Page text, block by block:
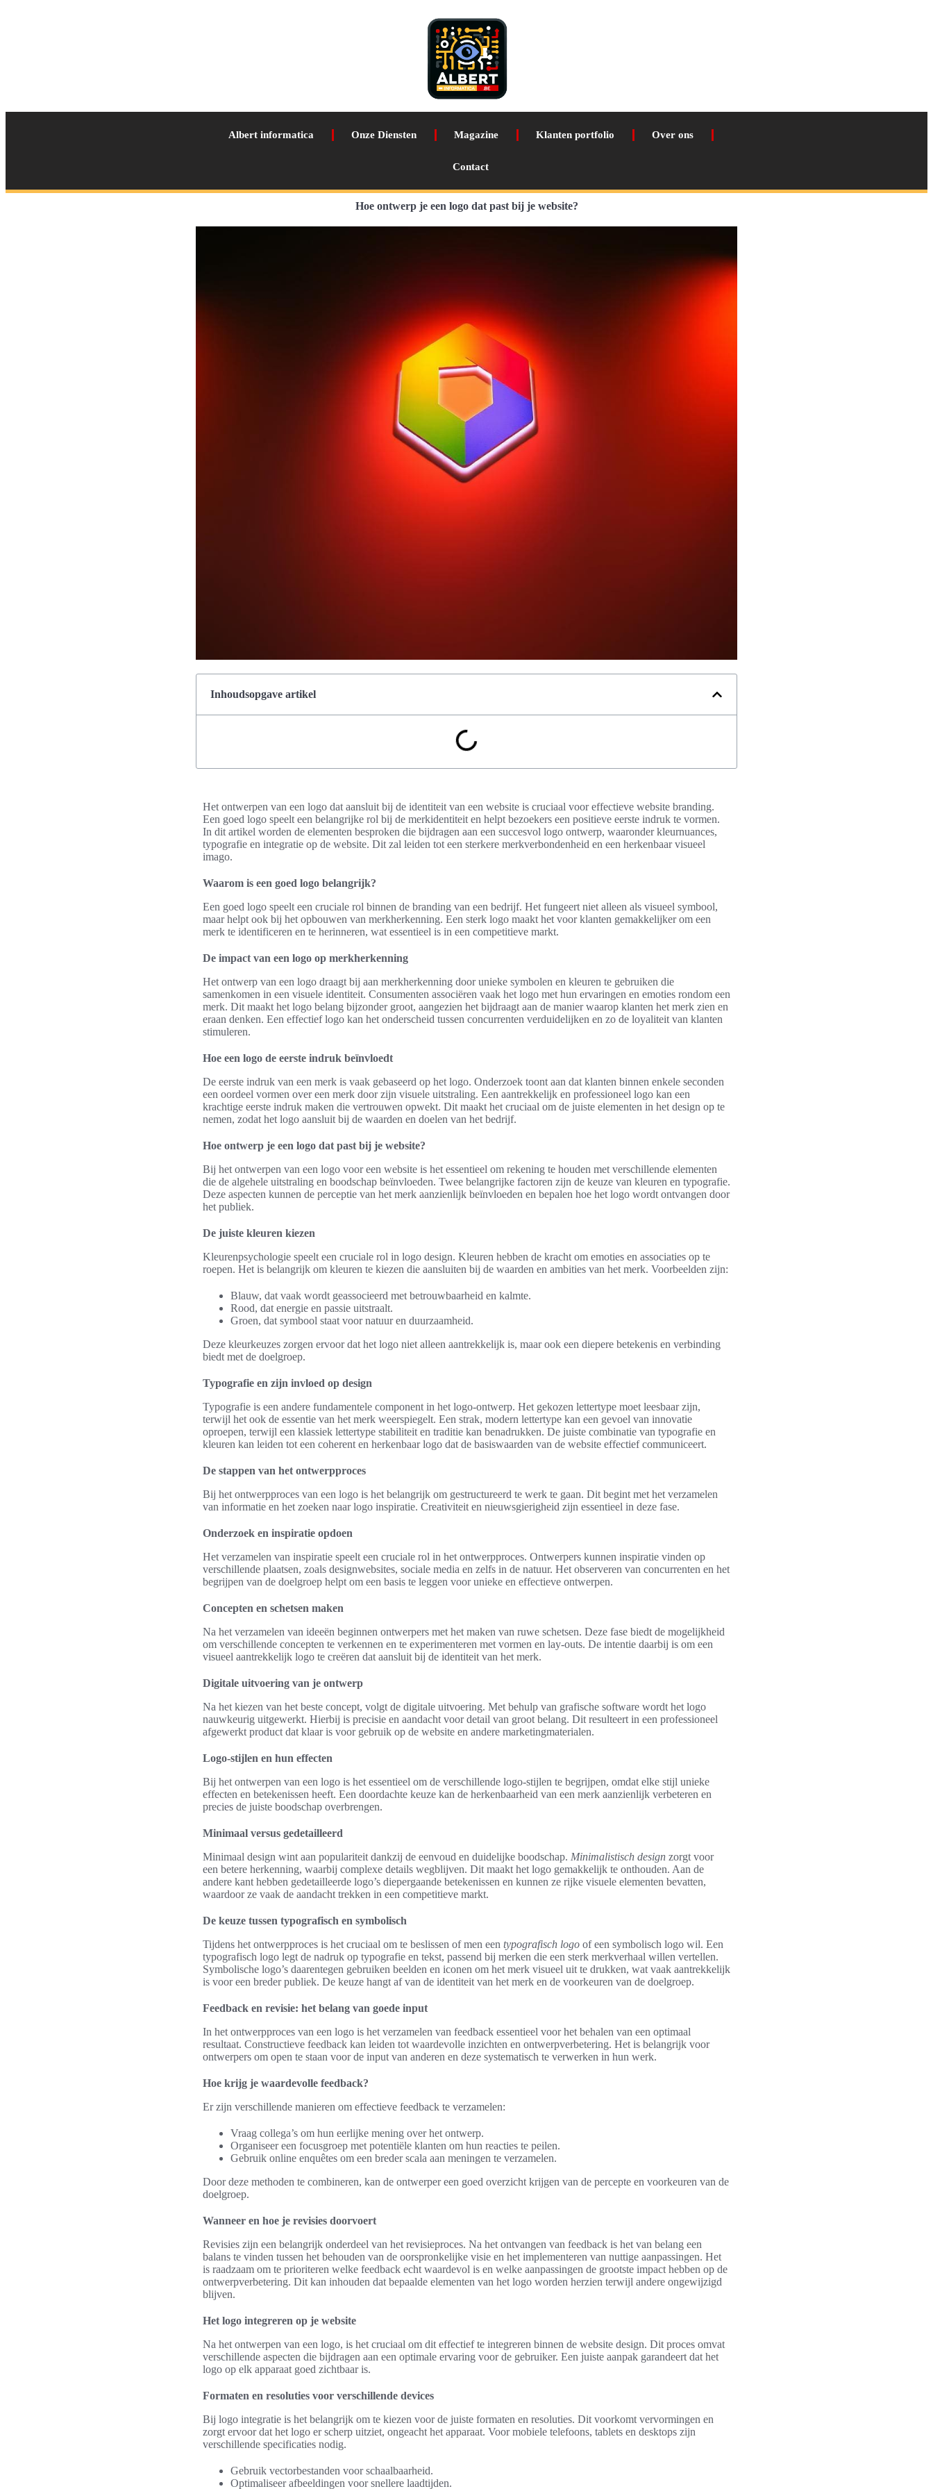
Albert informatica Onze Diensten Magazine Klanten portfolio Over ons
Contact
Hoe ontwerp je een logo dat past bij je website?
Inhoudsopgave artikel
Het ontwerpen van een logo dat aansluit bij de identiteit van een website is cruciaal voor effectieve website branding.
Een goed logo speelt een belangrijke rol bij de merkidentiteit en helpt bezoekers een positieve eerste indruk te vormen.
In dit artikel worden de elementen besproken die bijdragen aan een succesvol logo ontwerp, waaronder kleurnuances,
typografie en integratie op de website. Dit zal leiden tot een sterkere merkverbondenheid en een herkenbaar visueel
imago.
Waarom is een goed logo belangrijk?
Een goed logo speelt een cruciale rol binnen de branding van een bedrijf. Het fungeert niet alleen als visueel symbool,
maar helpt ook bij het opbouwen van merkherkenning. Een sterk logo maakt het voor klanten gemakkelijker om een
merk te identificeren en te herinneren, wat essentieel is in een competitieve markt.
De impact van een logo op merkherkenning
Het ontwerp van een logo draagt bij aan merkherkenning door unieke symbolen en kleuren te gebruiken die
samenkomen in een visuele identiteit. Consumenten associëren vaak het logo met hun ervaringen en emoties rondom een
merk. Dit maakt het logo belang bijzonder groot, aangezien het bijdraagt aan de manier waarop klanten het merk zien en
eraan denken. Een effectief logo kan het onderscheid tussen concurrenten verduidelijken en zo de loyaliteit van klanten
stimuleren.
Hoe een logo de eerste indruk beïnvloedt
De eerste indruk van een merk is vaak gebaseerd op het logo. Onderzoek toont aan dat klanten binnen enkele seconden
een oordeel vormen over een merk door zijn visuele uitstraling. Een aantrekkelijk en professioneel logo kan een
krachtige eerste indruk maken die vertrouwen opwekt. Dit maakt het cruciaal om de juiste elementen in het design op te
nemen, zodat het logo aansluit bij de waarden en doelen van het bedrijf.
Hoe ontwerp je een logo dat past bij je website?
Bij het ontwerpen van een logo voor een website is het essentieel om rekening te houden met verschillende elementen
die de algehele uitstraling en boodschap beïnvloeden. Twee belangrijke factoren zijn de keuze van kleuren en typografie.
Deze aspecten kunnen de perceptie van het merk aanzienlijk beïnvloeden en bepalen hoe het logo wordt ontvangen door
het publiek.
De juiste kleuren kiezen
Kleurenpsychologie speelt een cruciale rol in logo design. Kleuren hebben de kracht om emoties en associaties op te
roepen. Het is belangrijk om kleuren te kiezen die aansluiten bij de waarden en ambities van het merk. Voorbeelden zijn:
Blauw, dat vaak wordt geassocieerd met betrouwbaarheid en kalmte.
Rood, dat energie en passie uitstraalt.
Groen, dat symbool staat voor natuur en duurzaamheid.
Deze kleurkeuzes zorgen ervoor dat het logo niet alleen aantrekkelijk is, maar ook een diepere betekenis en verbinding
biedt met de doelgroep.
Typografie en zijn invloed op design
Typografie is een andere fundamentele component in het logo-ontwerp. Het gekozen lettertype moet leesbaar zijn,
terwijl het ook de essentie van het merk weerspiegelt. Een strak, modern lettertype kan een gevoel van innovatie
oproepen, terwijl een klassiek lettertype stabiliteit en traditie kan benadrukken. De juiste combinatie van typografie en
kleuren kan leiden tot een coherent en herkenbaar logo dat de basiswaarden van de website effectief communiceert.
De stappen van het ontwerpproces
Bij het ontwerpproces van een logo is het belangrijk om gestructureerd te werk te gaan. Dit begint met het verzamelen
van informatie en het zoeken naar logo inspiratie. Creativiteit en nieuwsgierigheid zijn essentieel in deze fase.
Onderzoek en inspiratie opdoen
Het verzamelen van inspiratie speelt een cruciale rol in het ontwerpproces. Ontwerpers kunnen inspiratie vinden op
verschillende plaatsen, zoals designwebsites, sociale media en zelfs in de natuur. Het observeren van concurrenten en het
begrijpen van de doelgroep helpt om een basis te leggen voor unieke en effectieve ontwerpen.
Concepten en schetsen maken
Na het verzamelen van ideeën beginnen ontwerpers met het maken van ruwe schetsen. Deze fase biedt de mogelijkheid
om verschillende concepten te verkennen en te experimenteren met vormen en lay-outs. De intentie daarbij is om een
visueel aantrekkelijk logo te creëren dat aansluit bij de identiteit van het merk.
Digitale uitvoering van je ontwerp
Na het kiezen van het beste concept, volgt de digitale uitvoering. Met behulp van grafische software wordt het logo
nauwkeurig uitgewerkt. Hierbij is precisie en aandacht voor detail van groot belang. Dit resulteert in een professioneel
afgewerkt product dat klaar is voor gebruik op de website en andere marketingmaterialen.
Logo-stijlen en hun effecten
Bij het ontwerpen van een logo is het essentieel om de verschillende logo-stijlen te begrijpen, omdat elke stijl unieke
effecten en betekenissen heeft. Een doordachte keuze kan de herkenbaarheid van een merk aanzienlijk verbeteren en
precies de juiste boodschap overbrengen.
Minimaal versus gedetailleerd
Minimaal design wint aan populariteit dankzij de eenvoud en duidelijke boodschap. Minimalistisch design zorgt voor
een betere herkenning, waarbij complexe details wegblijven. Dit maakt het logo gemakkelijk te onthouden. Aan de
andere kant hebben gedetailleerde logo’s diepergaande betekenissen en kunnen ze rijke visuele elementen bevatten,
waardoor ze vaak de aandacht trekken in een competitieve markt.
De keuze tussen typografisch en symbolisch
Tijdens het ontwerpproces is het cruciaal om te beslissen of men een typografisch logo of een symbolisch logo wil. Een
typografisch logo legt de nadruk op typografie en tekst, passend bij merken die een sterk merkverhaal willen vertellen.
Symbolische logo’s daarentegen gebruiken beelden en iconen om het merk visueel uit te drukken, wat vaak aantrekkelijk
is voor een breder publiek. De keuze hangt af van de identiteit van het merk en de voorkeuren van de doelgroep.
Feedback en revisie: het belang van goede input
In het ontwerpproces van een logo is het verzamelen van feedback essentieel voor het behalen van een optimaal
resultaat. Constructieve feedback kan leiden tot waardevolle inzichten en ontwerpverbetering. Het is belangrijk voor
ontwerpers om open te staan voor de input van anderen en deze systematisch te verwerken in hun werk.
Hoe krijg je waardevolle feedback?
Er zijn verschillende manieren om effectieve feedback te verzamelen:
Vraag collega’s om hun eerlijke mening over het ontwerp.
Organiseer een focusgroep met potentiële klanten om hun reacties te peilen.
Gebruik online enquêtes om een breder scala aan meningen te verzamelen.
Door deze methoden te combineren, kan de ontwerper een goed overzicht krijgen van de percepte en voorkeuren van de
doelgroep.
Wanneer en hoe je revisies doorvoert
Revisies zijn een belangrijk onderdeel van het revisieproces. Na het ontvangen van feedback is het van belang een
balans te vinden tussen het behouden van de oorspronkelijke visie en het implementeren van nuttige aanpassingen. Het
is raadzaam om te prioriteren welke feedback echt waardevol is en welke aanpassingen de grootste impact hebben op de
ontwerpverbetering. Dit kan inhouden dat bepaalde elementen van het logo worden herzien terwijl andere ongewijzigd
blijven.
Het logo integreren op je website
Na het ontwerpen van een logo, is het cruciaal om dit effectief te integreren binnen de website design. Dit proces omvat
verschillende aspecten die bijdragen aan een optimale ervaring voor de gebruiker. Een juiste aanpak garandeert dat het
logo op elk apparaat goed zichtbaar is.
Formaten en resoluties voor verschillende devices
Bij logo integratie is het belangrijk om te kiezen voor de juiste formaten en resoluties. Dit voorkomt vervormingen en
zorgt ervoor dat het logo er scherp uitziet, ongeacht het apparaat. Voor mobiele telefoons, tablets en desktops zijn
verschillende specificaties nodig.
Gebruik vectorbestanden voor schaalbaarheid.
Optimaliseer afbeeldingen voor snellere laadtijden.